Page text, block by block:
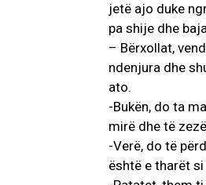
jetë ajo duke
pa shije dhe
– Bërxollat,
ndenjura dhe
ato.
-Bukën, do ta
mirë dhe të
-Verë, do të
është e tharët